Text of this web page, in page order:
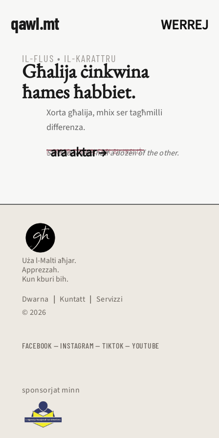
qawl.mt WERREJ
IL‑FLUS • IL‑KARATTRU
Għalija ċinkwina
ħames ħabbiet.
Xorta għalija, mhix ser tagħmilli
differenza.
L‑EQREB EKWIVALENTI BL‑INGLIŻ
Six of one and half a dozen of the other.
ara aktar →
Uża l-Malti aħjar.
Apprezzah.
Kun kburi bih.
Dwarna | Kuntatt | Servizzi
© 2026
FACEBOOK — INSTAGRAM — TIKTOK — YOUTUBE
sponsorjat minn